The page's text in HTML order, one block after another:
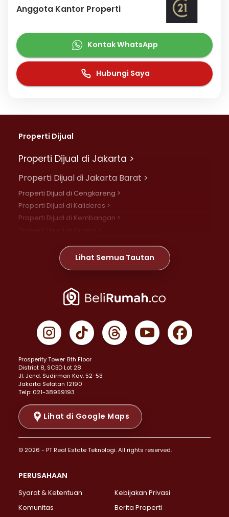
Anggota Kantor Properti
Kontak WhatsApp
Hubungi Saya
Properti Dijual
Properti Dijual di Jakarta >
Properti Dijual di Jakarta Barat >
Properti Dijual di Cengkareng >
Properti Dijual di Kalideres >
Properti Dijual di Kembangan >
Properti Dijual di Meruya >
Properti Dijual di Jelambar >
Properti Dijual di Jakarta Pusat >
Properti Dijual di Gambir >
Properti Dijual di Johar Baru >
Properti Dijual di Menteng >
Properti Dijual di Senen >
Properti Dijual di Tanah Abang >
Properti Dijual di Cikini >
Properti Dijual di Kramat >
Properti Dijual di Pasar Baru >
Properti Dijual di Bendungan Hilir >
Properti Dijual di Jakarta Selatan >
Properti Dijual di Lebak Bulus >
Properti Dijual di Gandaria Selatan >
Properti Dijual di Pondok Labu >
Lihat Semua Tautan
Prosperity Tower 8th Floor
District 8, SCBD Lot 28
JI. Jend. Sudirman Kav. 52-53
Jakarta Selatan 12190
Telp: 021-38959193
Lihat di Google Maps
© 2026 - PT Real Estate Teknologi. All rights reserved.
PERUSAHAAN
Syarat & Ketentuan
Kebijakan Privasi
Komunitas
Berita Properti